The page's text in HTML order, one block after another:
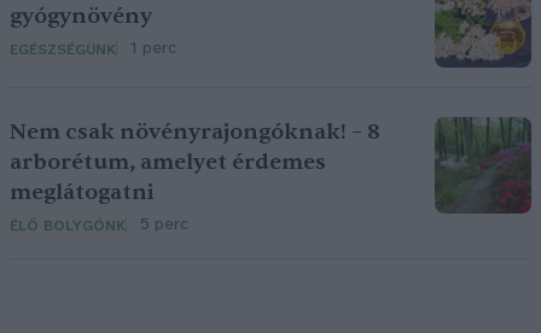
gyógynövény
EGÉSZSÉGÜNK 1 perc
Nem csak növényrajongóknak! – 8
arborétum, amelyet érdemes
meglátogatni
ÉLŐ BOLYGÓNK 5 perc